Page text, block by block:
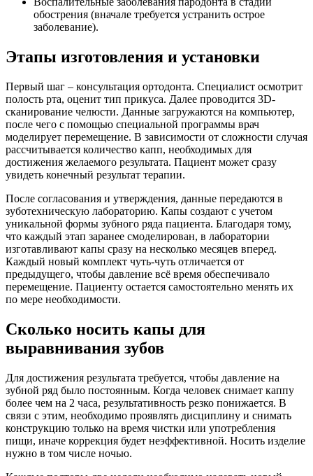
обострения (вначале требуется устранить острое
заболевание).
Этапы изготовления и установки
Первый шаг – консультация ортодонта. Специалист осмотрит
полость рта, оценит тип прикуса. Далее проводится 3D-
сканирование челюсти. Данные загружаются на компьютер,
после чего с помощью специальной программы врач
моделирует перемещение. В зависимости от сложности случая
рассчитывается количество капп, необходимых для
достижения желаемого результата. Пациент может сразу
увидеть конечный результат терапии.
После согласования и утверждения, данные передаются в
зуботехническую лабораторию. Капы создают с учетом
уникальной формы зубного ряда пациента. Благодаря тому,
что каждый этап заранее смоделирован, в лаборатории
изготавливают капы сразу на несколько месяцев вперед.
Каждый новый комплект чуть-чуть отличается от
предыдущего, чтобы давление всё время обеспечивало
перемещение. Пациенту остается самостоятельно менять их
по мере необходимости.
Сколько носить капы для
выравнивания зубов
Для достижения результата требуется, чтобы давление на
зубной ряд было постоянным. Когда человек снимает каппу
более чем на 2 часа, результативность резко понижается. В
связи с этим, необходимо проявлять дисциплину и снимать
конструкцию только на время чистки или употребления
пищи, иначе коррекция будет неэффективной. Носить изделие
нужно в том числе ночью.